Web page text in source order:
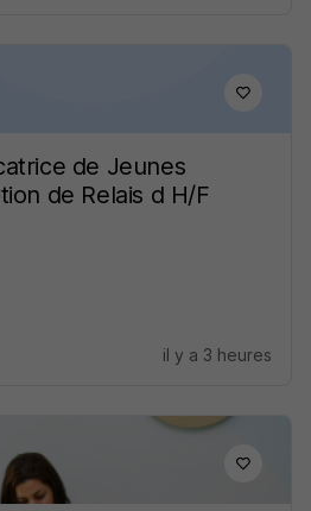
de Jeunes
de Relais d H/F
il y a 3 heures